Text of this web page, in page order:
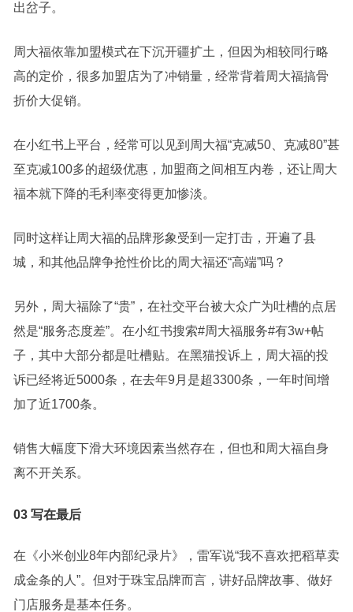
出岔子。
周大福依靠加盟模式在下沉开疆扩土，但因为相较同行略
高的定价，很多加盟店为了冲销量，经常背着周大福搞骨
折价大促销。
在小红书上平台，经常可以见到周大福“克减50、克减80”甚
至克减100多的超级优惠，加盟商之间相互内卷，还让周大
福本就下降的毛利率变得更加惨淡。
同时这样让周大福的品牌形象受到一定打击，开遍了县
城，和其他品牌争抢性价比的周大福还“高端”吗？
另外，周大福除了“贵”，在社交平台被大众广为吐槽的点居
然是“服务态度差”。在小红书搜索#周大福服务#有3w+帖
子，其中大部分都是吐槽贴。在黑猫投诉上，周大福的投
诉已经将近5000条，在去年9月是超3300条，一年时间增
加了近1700条。
销售大幅度下滑大环境因素当然存在，但也和周大福自身
离不开关系。
03 写在最后
在《小米创业8年内部纪录片》，雷军说“我不喜欢把稻草卖
成金条的人”。但对于珠宝品牌而言，讲好品牌故事、做好
门店服务是基本任务。